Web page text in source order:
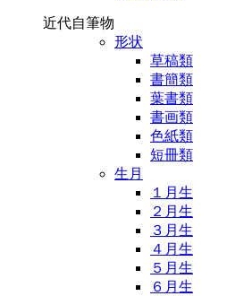
近代自筆物
形状
草稿類
書簡類
葉書類
書画類
色紙類
短冊類
生月
１月生
２月生
３月生
４月生
５月生
６月生